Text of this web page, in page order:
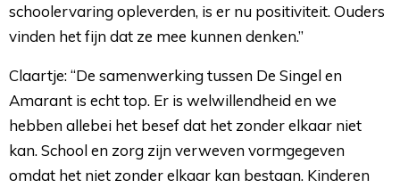
schoolervaring opleverden, is er nu positiviteit. Ouders
vinden het fijn dat ze mee kunnen denken.”
Claartje: “De samenwerking tussen De Singel en
Amarant is echt top. Er is welwillendheid en we
hebben allebei het besef dat het zonder elkaar niet
kan. School en zorg zijn verweven vormgegeven
omdat het niet zonder elkaar kan bestaan. Kinderen